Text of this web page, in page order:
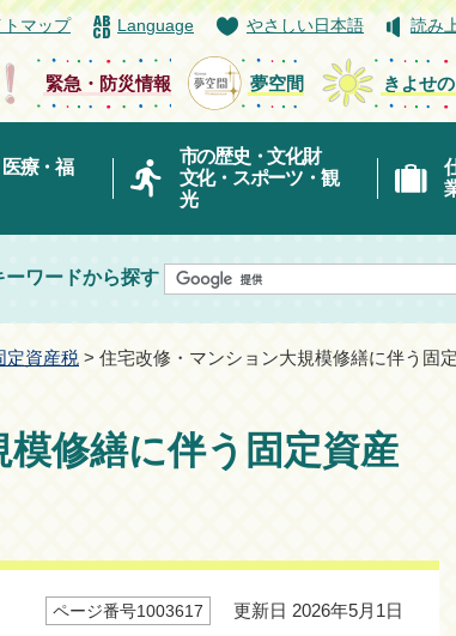
トマップ Language やさしい日本語 読み
緊急・防災情報 夢空間 きよせ
療・福
市の歴史・文化財
文化・スポーツ・観
光
ーワードから探す
定資産税 > 住宅改修・マンション大規模修繕に伴う固
修繕に伴う固定資産
ページ番号1003617 更新日 2026年5月1日